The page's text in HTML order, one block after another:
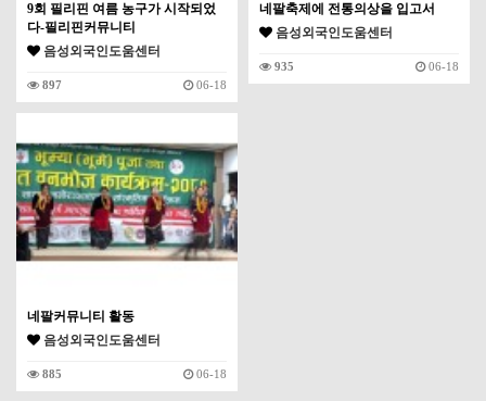
9회 필리핀 여름 농구가 시작되었
다-필리핀커뮤니티
음성외국인도움센터
897 06-18
네팔축제에 전통의상을 입고서
음성외국인도움센터
935 06-18
네팔커뮤니티 활동
음성외국인도움센터
885 06-18